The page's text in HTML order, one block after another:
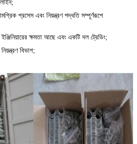
প্রসেস এবং নিয়ন্ত্রণ পদ্ধতি সম্পূর্ণরূপে
ক্ষমতা আছে এবং একটি দল ট্রেডিং;
বিভাগ;